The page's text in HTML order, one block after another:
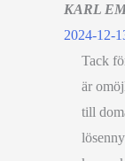
KARL
2024-12-
Tack
är
till